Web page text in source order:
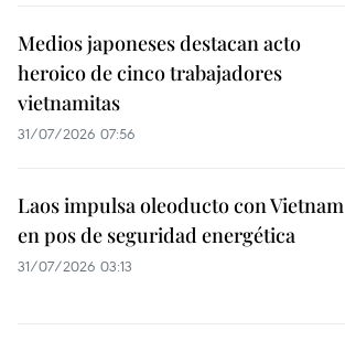
Medios japoneses destacan acto
heroico de cinco trabajadores
vietnamitas
31/07/2026 07:56
Laos impulsa oleoducto con Vietnam
en pos de seguridad energética
31/07/2026 03:13